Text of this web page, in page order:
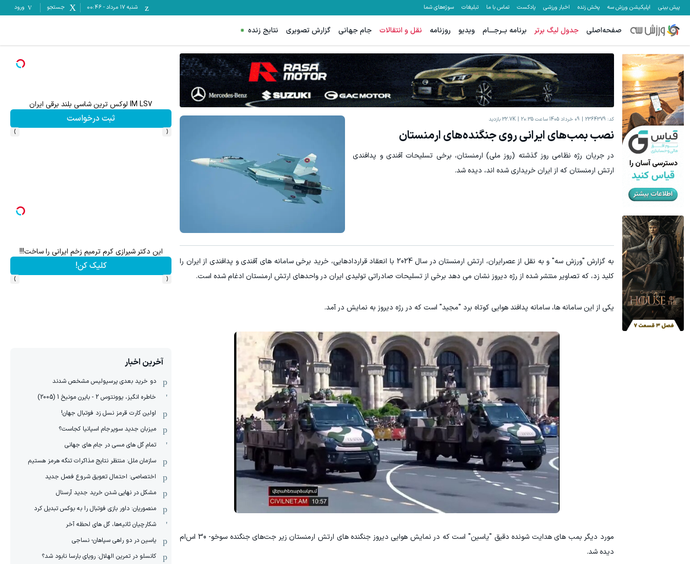
پیش بینی اپلیکیشن ورزش سه پخش زنده اخبار ورزشی پادکست تماس با ما تبلیغات سوژه‌های شما شنبه ۱۷ مرداد -
00:46 جستجو ورود
صفحه‌اصلی جدول لیگ برتر برنامه بــرجـــام ویدیو روزنامه نقل و انتقالات جام جهانی گزارش تصویری نتایج زنده
کد: 2364379 09 خرداد 1405 ساعت 20:35 32.7K بازدید
نصب بمب‌های ایرانی روی جنگنده‌های ارمنستان
در جریان رژه نظامی روز گذشته (روز ملی) ارمنستان، برخی تسلیحات آفندی و پدافندی
ارتش ارمنستان که از ایران خریداری شده اند، دیده شد.
به گزارش "ورزش سه" و به نقل از عصرایران، ارتش ارمنستان در سال 2024 با انعقاد قراردادهایی، خرید برخی سامانه های آفندی و پدافندی از ایران را
کلید زد، که تصاویر منتشر شده از رژه دیروز نشان می دهد برخی از تسلیحات صادراتی تولیدی ایران در واحدهای ارتش ارمنستان ادغام شده است.
یکی از این سامانه ها، سامانه پدافند هوایی کوتاه برد "مجید" است که در رژه دیروز به نمایش در آمد.
مورد دیگر بمب های هدایت شونده دقیق "یاسین" است که در نمایش هوایی دیروز جنگنده های ارتش ارمنستان زیر جت‌های جنگنده سوخو- 30 اس‌ام
دیده شد.
بازدید از IM LS7 لوکس ترین شاسی بلند برقی ایران در باشگاه انقلاب
ثبت درخواست
این دکتر شیرازی کرم ترمیم زخم ایرانی را ساخت!!! جای زخم و بخیه داری؟؟ 3 هفته‌ای محوش کن!
کلیک کن!
IM LS7 لوکس ترین شاسی بلند برقی ایران
ثبت درخواست
‹
›
IM LS9 بیش از 1500 کیلومترپیمایش با یکبار شارژ
ثبت درخواست ثبت درخواست کلیک کن!
این دکتر شیرازی کرم ترمیم زخم ایرانی را ساخت!!!
کلیک کن!
‹
›
آخرین اخبار
دو خرید بعدی پرسپولیس مشخص شدند
خاطره انگیز، یوونتوس 2 - بایرن مونیخ 1 (2005)
اولین کارت قرمز نسل زد فوتبال جهان!
میزبان جدید سوپرجام اسپانیا کجاست؟
تمام گل های مسی در جام های جهانی
سازمان ملل: منتظر نتایج مذاکرات تنگه هرمز هستیم
اختصاصی: احتمال تعویق شروع فصل جدید
مشکل در نهایی شدن خرید جدید آرسنال
منصوریان: داور بازی فوتبال را به بوکس تبدیل کرد
شکارچیان ثانیه‌ها، گل های لحظه آخر
یاسین در دو راهی سپاهان- نساجی
کانسلو در تمرین الهلال: رویای بارسا نابود شد؟